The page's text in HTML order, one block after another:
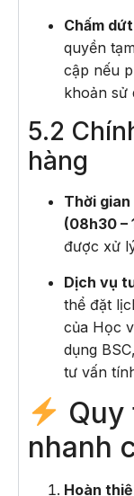
Chấm
quyền
cập nếu
khoản sử
5.2
hàng
Thời
(08h30 –
được xử
Dịch vụ
thể đặt
của Học
dụng
tư vấn
Quy
nhanh
Hoàn